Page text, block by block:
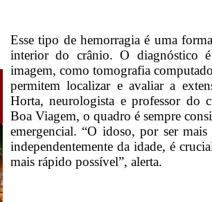
Esse tipo de hemorragia é uma
interior do crânio. O diagnóstico
imagem, como tomografia
permitem localizar e avaliar a
Horta, neurologista e professor
Boa Viagem, o quadro é sempre
emergencial. “O idoso, por ser
independentemente da idade, é
mais rápido possível”, alerta.